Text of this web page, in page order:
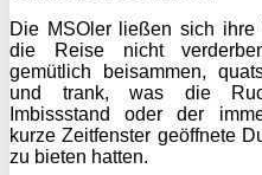
Die MSOler ließen sich ihre
die Reise nicht
gemütlich beisammen,
und trank, was die
Imbissstand oder der
kurze Zeitfenster geöffnete
zu bieten hatten.